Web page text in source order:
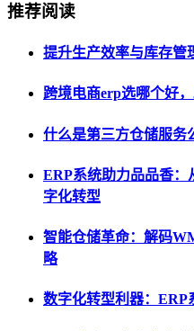
推荐阅读
提升生产效率与库存管
跨境电商erp选哪个好
什么是第三方仓储服务
ERP系统助力品品香：
字化转型
智能仓储革命：解码
略
数字化转型利器：ERP